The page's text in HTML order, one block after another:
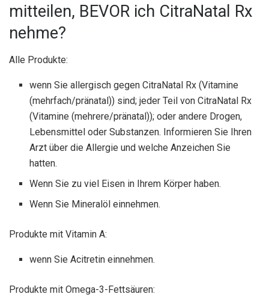
mitteilen, BEVOR ich CitraNatal Rx
nehme?
Alle Produkte:
wenn Sie allergisch gegen CitraNatal Rx (Vitamine
(mehrfach/pränatal)) sind; jeder Teil von CitraNatal Rx
(Vitamine (mehrere/pränatal)); oder andere Drogen,
Lebensmittel oder Substanzen. Informieren Sie Ihren
Arzt über die Allergie und welche Anzeichen Sie
hatten.
Wenn Sie zu viel Eisen in Ihrem Körper haben.
Wenn Sie Mineralöl einnehmen.
Produkte mit Vitamin A:
wenn Sie Acitretin einnehmen.
Produkte mit Omega-3-Fettsäuren: